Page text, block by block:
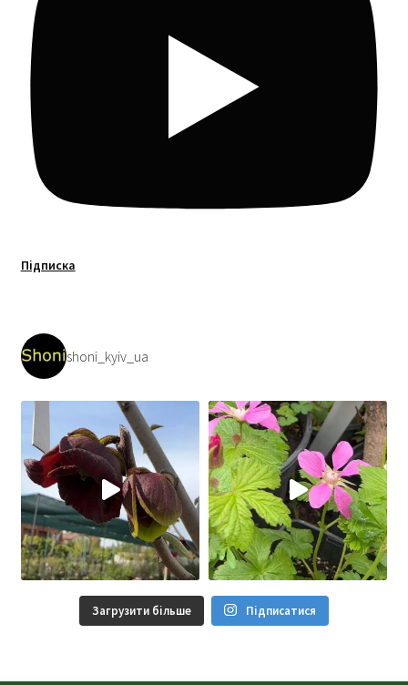
Підписка
shoni_kyiv_ua
Загрузити більше Підписатися